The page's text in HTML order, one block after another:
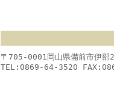
〒705-0001岡山県備前市伊
TEL:0869-64-3520